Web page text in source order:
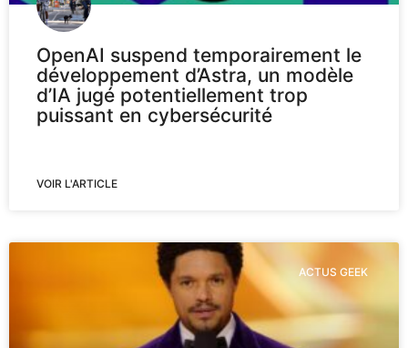
OpenAI suspend temporairement le
développement d’Astra, un modèle
d’IA jugé potentiellement trop
puissant en cybersécurité
VOIR L'ARTICLE
ACTUS GEEK